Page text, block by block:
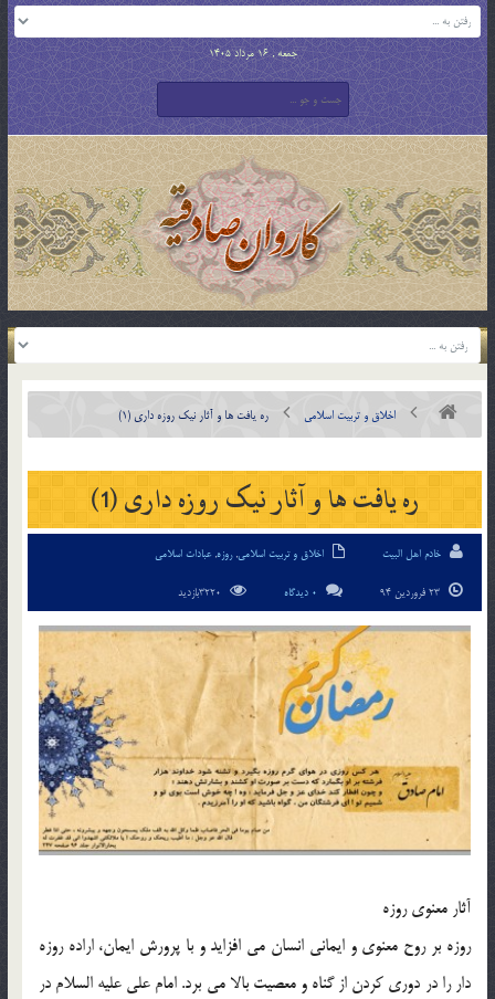
جمعه , 16 مرداد 1405
اخلاق و تربیت اسلامی ره یافت ها و آثار نیک روزه داری (1)
ره یافت ها و آثار نیک روزه داری (1)
خادم اهل البیت اخلاق و تربیت اسلامی,روزه,عبادات اسلامی
0 دیدگاه
آثار معنوی روزه
روزه بر روح معنوی و ایمانی انسان می افزاید و با پرورش ایمان، اراده روزه
دار را در دوری کردن از گناه و معصیت بالا می برد. امام علی علیه السلام در